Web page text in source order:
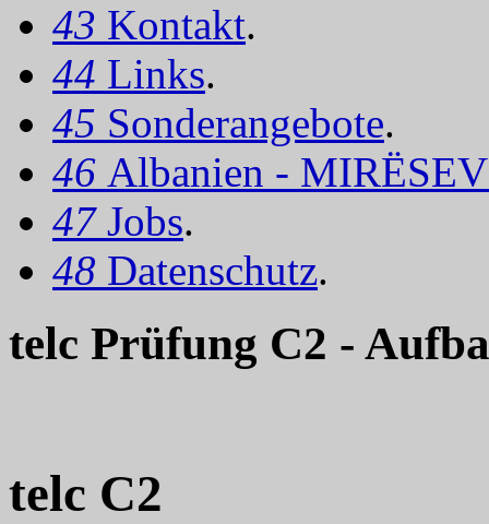
43 Kontakt.
44 Links.
45 Sonderangebote.
46 Albanien -
47 Jobs.
48 Datenschutz.
telc Prüfung C2 -
telc C2